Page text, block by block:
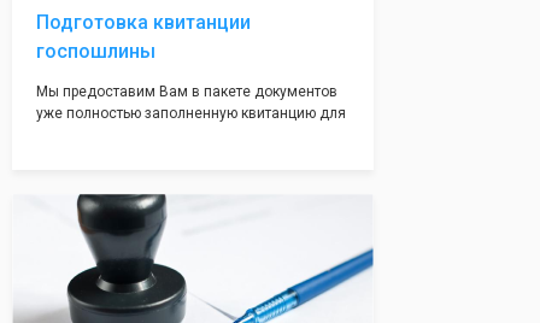
Подготовка квитанции
госпошлины
Мы предоставим Вам в пакете документов
уже полностью заполненную квитанцию для
посредственно в налоговой инспекции при
подаче документов на регистрацию.